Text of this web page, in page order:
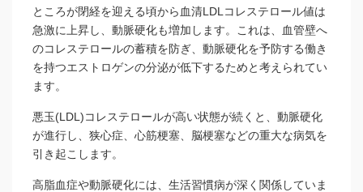
ところが閉経を迎える頃から血清LDLコレステロール値は
急激に上昇し、動脈硬化も増加します。これは、血管壁へ
のコレステロールの蓄積を防ぎ、動脈硬化を予防する働き
を持つエストロゲンの分泌が低下するためと考えられてい
ます。
悪玉(LDL)コレステロールが高い状態が続くと、動脈硬化
が進行し、狭心症、心筋梗塞、脳梗塞などの重大な病気を
引き起こします。
高脂血症や動脈硬化には、生活習慣病が深く関係していま